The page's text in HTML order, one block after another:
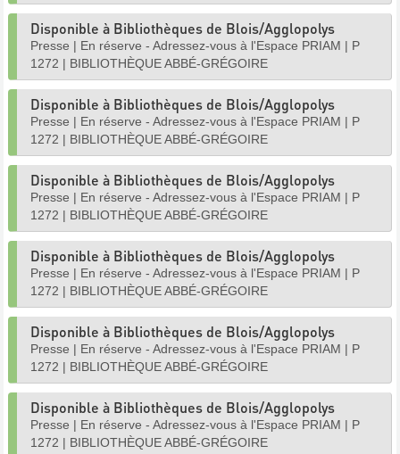
Disponible à Bibliothèques de Blois/Agglopolys
Presse | En réserve - Adressez-vous à l'Espace PRIAM | P
1272 | BIBLIOTHÈQUE ABBÉ-GRÉGOIRE
Disponible à Bibliothèques de Blois/Agglopolys
Presse | En réserve - Adressez-vous à l'Espace PRIAM | P
1272 | BIBLIOTHÈQUE ABBÉ-GRÉGOIRE
Disponible à Bibliothèques de Blois/Agglopolys
Presse | En réserve - Adressez-vous à l'Espace PRIAM | P
1272 | BIBLIOTHÈQUE ABBÉ-GRÉGOIRE
Disponible à Bibliothèques de Blois/Agglopolys
Presse | En réserve - Adressez-vous à l'Espace PRIAM | P
1272 | BIBLIOTHÈQUE ABBÉ-GRÉGOIRE
Disponible à Bibliothèques de Blois/Agglopolys
Presse | En réserve - Adressez-vous à l'Espace PRIAM | P
1272 | BIBLIOTHÈQUE ABBÉ-GRÉGOIRE
Disponible à Bibliothèques de Blois/Agglopolys
Presse | En réserve - Adressez-vous à l'Espace PRIAM | P
1272 | BIBLIOTHÈQUE ABBÉ-GRÉGOIRE